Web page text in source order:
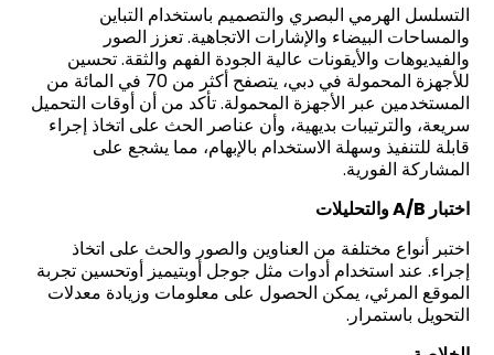
التسلسل الهرمي البصري والتصميم باستخدام التباين
والمساحات البيضاء والإشارات الاتجاهية. تعزز الصور
والفيديوهات والأيقونات عالية الجودة الفهم والثقة. تحسين
للأجهزة المحمولة في دبي، يتصفح أكثر من 70 في المائة من
المستخدمين عبر الأجهزة المحمولة. تأكد من أن أوقات التحميل
سريعة، والترتيبات بديهية، وأن عناصر الحث على اتخاذ إجراء
قابلة للتنفيذ وسهلة الاستخدام بالإبهام، مما يشجع على
المشاركة الفورية.
اختبار A/B والتحليلات
اختبر أنواع مختلفة من العناوين والصور والحث على اتخاذ
إجراء. عند استخدام أدوات مثل جوجل أوبتيميز أوتحسين تجربة
الموقع المرئي، يمكن الحصول على معلومات وزيادة معدلات
التحويل باستمرار.